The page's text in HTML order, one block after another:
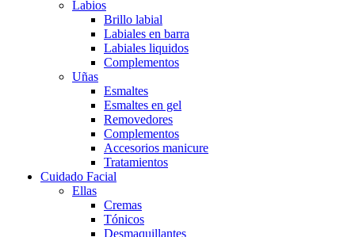
Labios
Brillo labial
Labiales en barra
Labiales liquidos
Complementos
Uñas
Esmaltes
Esmaltes en gel
Removedores
Complementos
Accesorios manicure
Tratamientos
Cuidado Facial
Ellas
Cremas
Tónicos
Desmaquillantes